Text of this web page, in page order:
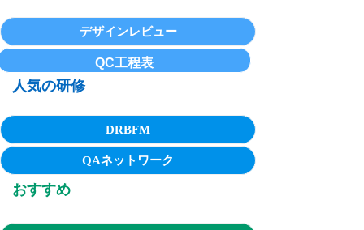
デザインレビュー
QC工程表
人気の研修
DRBFM
QAネットワーク
おすすめ